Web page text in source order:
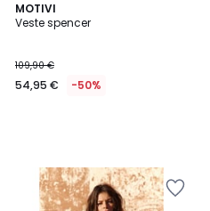
MOTIVI
Veste spencer
109,90 €
54,95 € -50%